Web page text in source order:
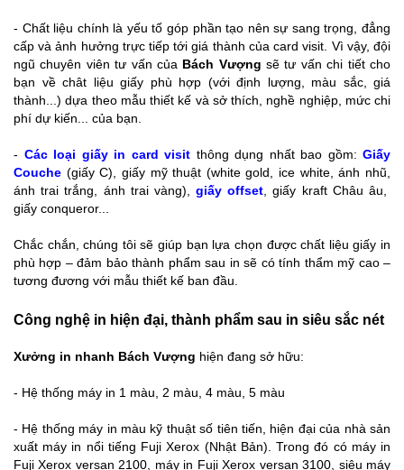
- Chất liệu chính là yếu tố góp phần tạo nên sự sang trọng, đẳng
cấp và ảnh hưởng trực tiếp tới giá thành của card visit. Vì vậy, đội
ngũ chuyên viên tư vấn của Bách Vượng sẽ tư vấn chi tiết cho
bạn về chât liệu giấy phù hợp (với định lượng, màu sắc, giá
thành...) dựa theo mẫu thiết kế và sở thích, nghề nghiệp, mức chi
phí dự kiến... của bạn.
- Các loại giấy in card visit thông dụng nhất bao gồm: Giấy
Couche (giấy C), giấy mỹ thuật (white gold, ice white, ánh nhũ,
ánh trai trắng, ánh trai vàng),giấy offset , giấy kraft Châu âu,
giấy conqueror...
Chắc chắn, chúng tôi sẽ giúp bạn lựa chọn được chất liệu giấy in
phù hợp – đảm bảo thành phẩm sau in sẽ có tính thẩm mỹ cao –
tương đương với mẫu thiết kế ban đầu.
Công nghệ in hiện đại, thành phẩm sau in siêu sắc nét
Xưởng in nhanh Bách Vượng hiện đang sở hữu:
- Hệ thống máy in 1 màu, 2 màu, 4 màu, 5 màu
- Hệ thống máy in màu kỹ thuật số tiên tiến, hiện đại của nhà sản
xuất máy in nổi tiếng Fuji Xerox (Nhật Bản). Trong đó có máy in
Fuji Xerox versan 2100, máy in Fuji Xerox versan 3100, siêu máy